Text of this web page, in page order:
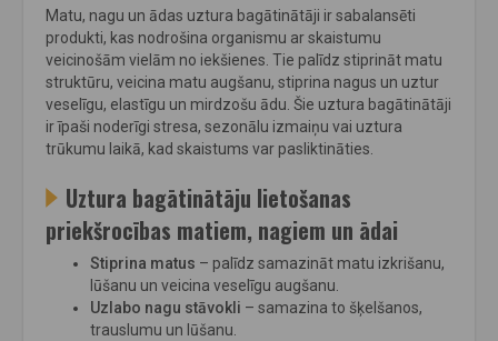
Matu, nagu un ādas uztura bagātinātāji ir sabalansēti
produkti, kas nodrošina organismu ar skaistumu
veicinošām vielām no iekšienes. Tie palīdz stiprināt matu
struktūru, veicina matu augšanu, stiprina nagus un uztur
veselīgu, elastīgu un mirdzošu ādu. Šie uztura bagātinātāji
ir īpaši noderīgi stresa, sezonālu izmaiņu vai uztura
trūkumu laikā, kad skaistums var pasliktināties.
Uztura bagātinātāju lietošanas
priekšrocības matiem, nagiem un ādai
Stiprina matus – palīdz samazināt matu izkrišanu,
lūšanu un veicina veselīgu augšanu.
Uzlabo nagu stāvokli – samazina to šķelšanos,
trauslumu un lūšanu.